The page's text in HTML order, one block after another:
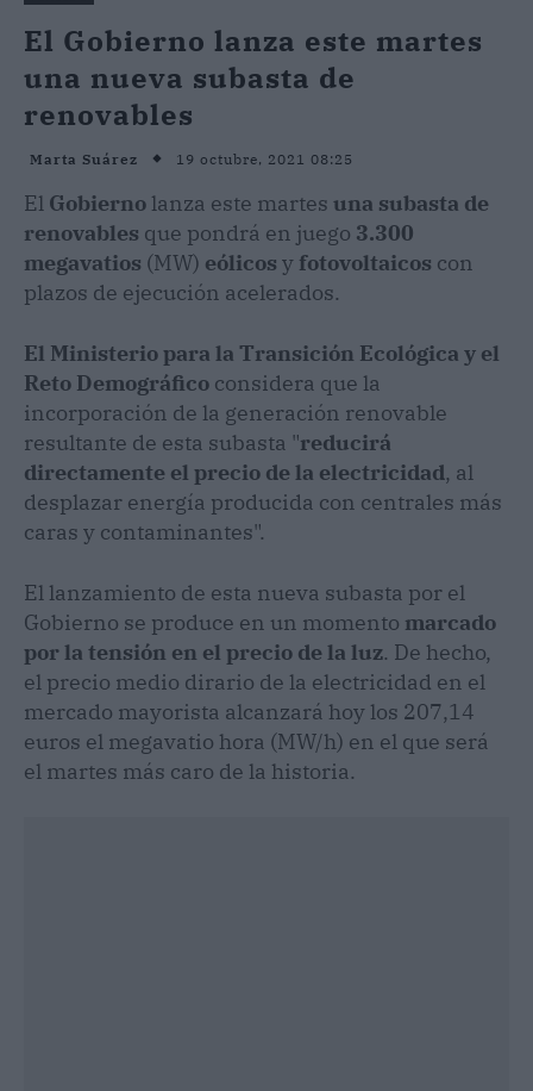
El Gobierno lanza este martes
una nueva subasta de
renovables
Marta Suárez 19 octubre, 2021 08:25
El Gobierno lanza este martes una subasta de
renovables que pondrá en juego 3.300
megavatios (MW) eólicos y fotovoltaicos con
plazos de ejecución acelerados.
El Ministerio para la Transición Ecológica y el
Reto Demográfico considera que la
incorporación de la generación renovable
resultante de esta subasta "reducirá
directamente el precio de la electricidad, al
desplazar energía producida con centrales más
caras y contaminantes".
El lanzamiento de esta nueva subasta por el
Gobierno se produce en un momento marcado
por la tensión en el precio de la luz. De hecho,
el precio medio dirario de la electricidad en el
mercado mayorista alcanzará hoy los 207,14
euros el megavatio hora (MW/h) en el que será
el martes más caro de la historia.